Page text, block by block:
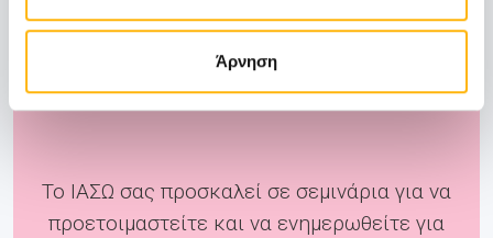
Άρνηση
Pre-Birth
Το ΙΑΣΩ σας προσκαλεί σε σεμινάρια για να
προετοιμαστείτε και να ενημερωθείτε για